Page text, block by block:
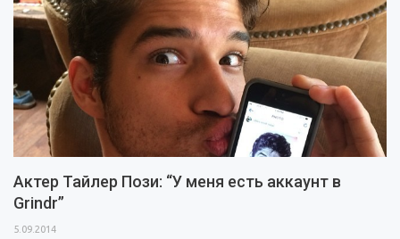
Актер Тайлер Пози: “У меня есть аккаунт в
Grindr”
5.09.2014